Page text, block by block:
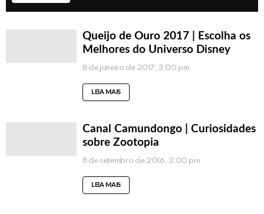
Queijo de Ouro 2017 | Escolha os
Melhores do Universo Disney
8 de janeiro de 2017, 3:00 pm
LEIA MAIS
Canal Camundongo | Curiosidades
sobre Zootopia
8 de setembro de 2016, 2:00 pm
LEIA MAIS